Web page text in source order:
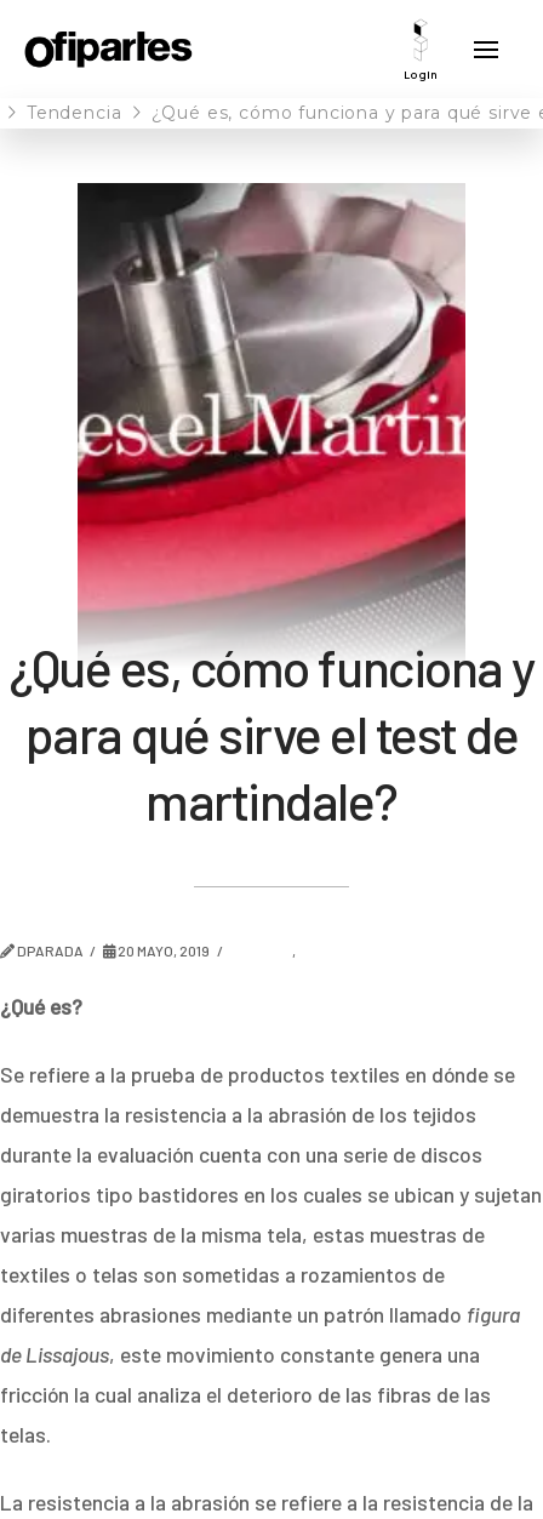
Login
Tendencia ¿Qué es, cómo funciona y para qué
¿Qué es, cómo funciona y
para qué sirve el test de
martindale?
DPARADA 20 MAYO, 2019
¿Qué es?
Se refiere a la prueba de productos textiles en dónde se
demuestra la resistencia a la abrasión de los tejidos
durante la evaluación cuenta con una serie de discos
giratorios tipo bastidores en los cuales se ubican y sujetan
varias muestras de la misma tela, estas muestras de
textiles o telas son sometidas a rozamientos de
diferentes abrasiones mediante un patrón llamado figura
de Lissajous, este movimiento constante genera una
fricción la cual analiza el deterioro de las fibras de las
telas.
La resistencia a la abrasión se refiere a la resistencia de la